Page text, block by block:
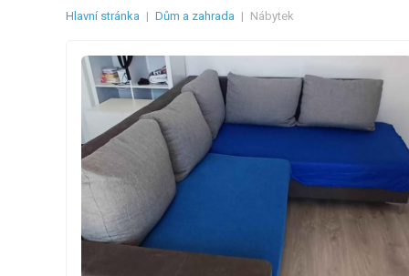
Hlavní stránka | Dům a zahrada | Nábytek